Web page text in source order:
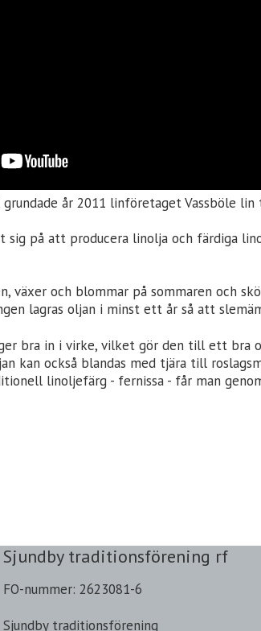
år 2011 linföretaget Vassböle
sig på att producera linolja och färdiga
växer och blommar på sommaren och
lagras oljan i minst ett år så att
bra in i virke, vilket gör den till ett bra
kan också blandas med tjära till
linoljefärg - fernissa - får man
Sjundby traditionsförening rf
FO-nummer: 2623081-6
Sjundby traditionsförening